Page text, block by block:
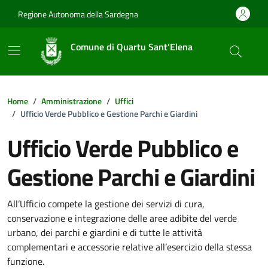
Regione Autonoma della Sardegna
Comune di Quartu Sant'Elena
Home Amministrazione
Uffici
Ufficio Verde Pubblico e Gestione Parchi e Giardini
Ufficio Verde Pubblico e
Gestione Parchi e Giardini
Dettagli della notizia
All’Ufficio compete la gestione dei servizi di cura,
conservazione e integrazione delle aree adibite del verde
urbano, dei parchi e giardini e di tutte le attività
complementari e accessorie relative all’esercizio della stessa
funzione.